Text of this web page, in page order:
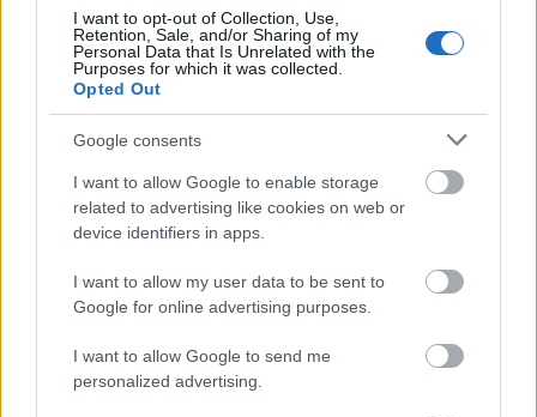
I want to opt-out of Collection, Use,
Retention, Sale, and/or Sharing of my
Personal Data that Is Unrelated with the
Purposes for which it was collected.
Opted Out
Google consents
I want to allow Google to enable storage
related to advertising like cookies on web or
device identifiers in apps.
I want to allow my user data to be sent to
Google for online advertising purposes.
I want to allow Google to send me
personalized advertising.
Fond de ten YSL, 180 lei
de populara ca cea lichida. Este recomandata
in special tenului mixt spre gras, cu